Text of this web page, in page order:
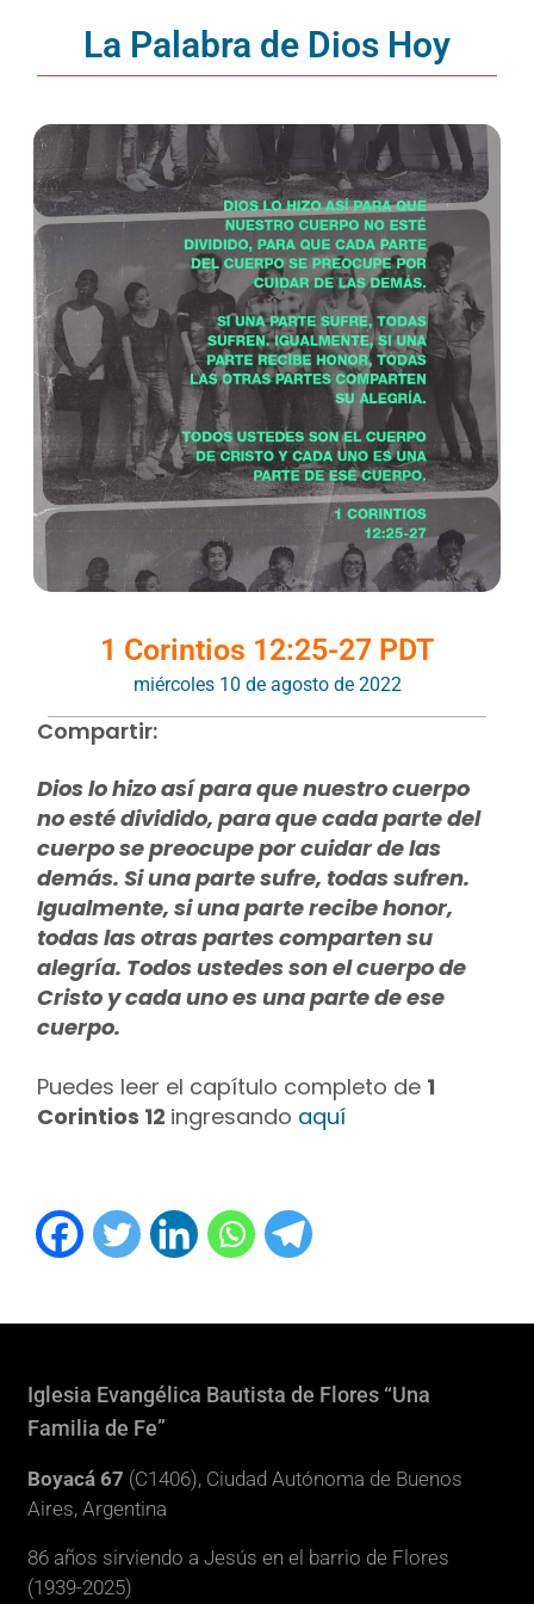
La Palabra de Dios Hoy
1 Corintios 12:25-27 PDT
miércoles 10 de agosto de 2022
Compartir:
Dios lo hizo así para que nuestro cuerpo
no esté dividido, para que cada parte del
cuerpo se preocupe por cuidar de las
demás. Si una parte sufre, todas sufren.
Igualmente, si una parte recibe honor,
todas las otras partes comparten su
alegría. Todos ustedes son el cuerpo de
Cristo y cada uno es una parte de ese
cuerpo.
Puedes leer el capítulo completo de 1
Corintios 12 ingresando aquí
Iglesia Evangélica Bautista de Flores “Una
Familia de Fe”
Boyacá 67 (C1406), Ciudad Autónoma de Buenos
Aires, Argentina
86 años sirviendo a Jesús en el barrio de Flores
(1939-2025)